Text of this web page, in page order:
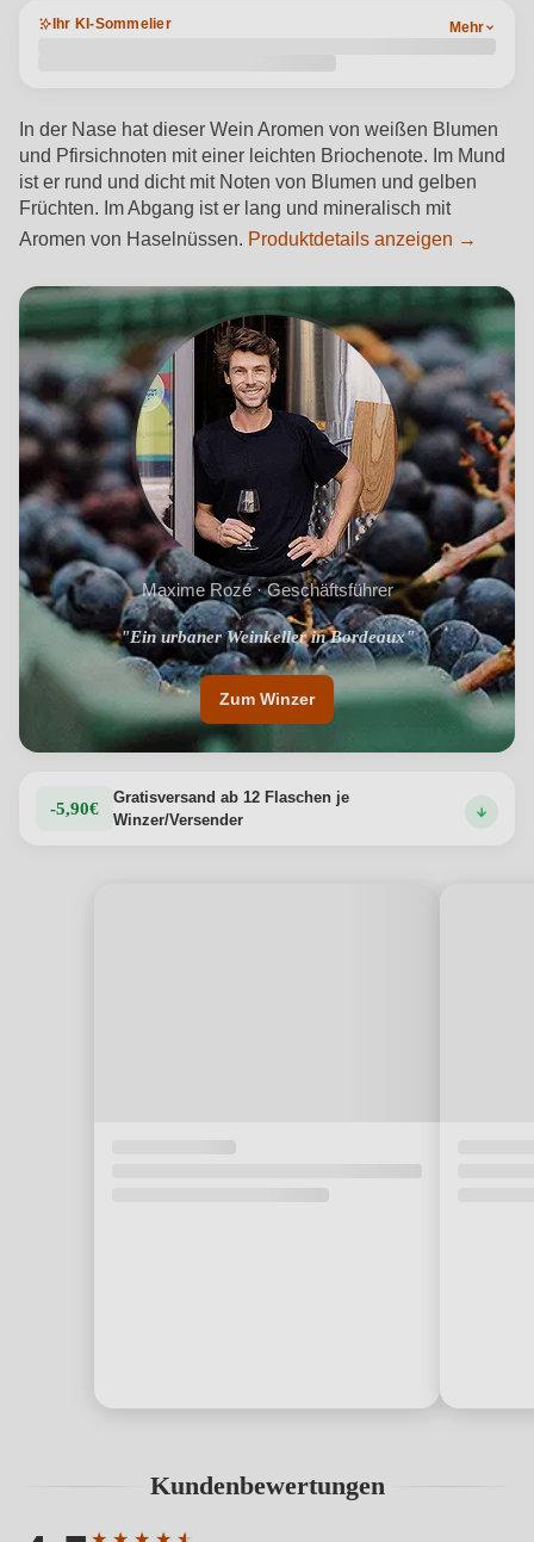
Ihr KI-Sommelier Mehr
In der Nase hat dieser Wein Aromen von weißen Blumen
und Pfirsichnoten mit einer leichten Briochenote. Im Mund
ist er rund und dicht mit Noten von Blumen und gelben
Früchten. Im Abgang ist er lang und mineralisch mit
Aromen von Haselnüssen. Produktdetails anzeigen →
Maxime Rozé · Geschäftsführer
"Ein urbaner Weinkeller in Bordeaux"
"Trauben aus Bordeaux und anderen Regionen"
Zum Winzer
-5,90€
Gratisversand ab 12 Flaschen je
Winzer/Versender
Kundenbewertungen